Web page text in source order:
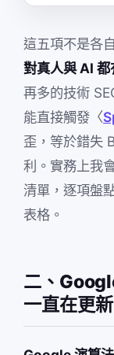
這五項不是各
對真人與 AI
再多的技術
能直接觸發〈
歪，等於錯失
利。實務上我
清單，逐項盤
表格。
二、
一直在更新